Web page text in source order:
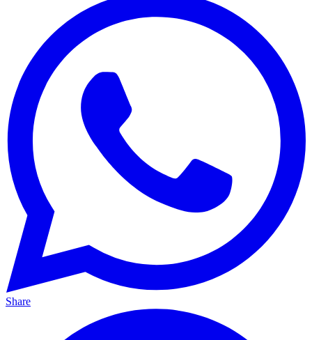
Share